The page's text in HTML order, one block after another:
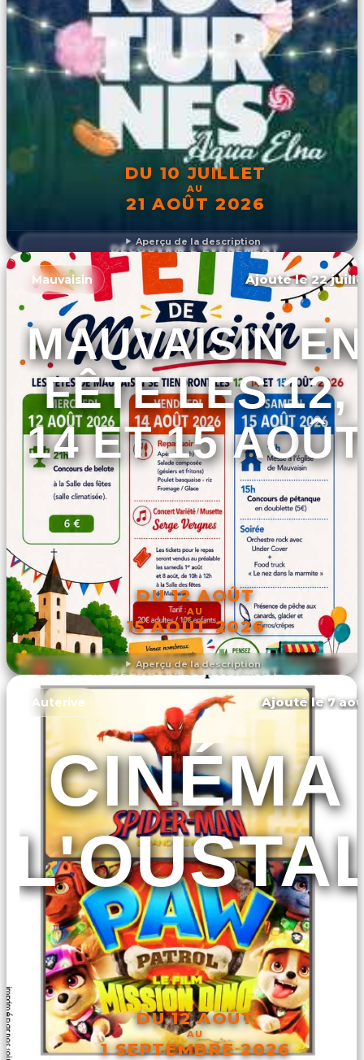
Aperçu de la description
DU 10 JUILLET
AU
21 AOÛT 2026
DÉCOUVRIR L'ÉVÉNEMENT
Aperçu de la description
Mauvaisin Ajouté le 22
MAUVAISIN EN
FÊTE LES 12,
14 ET 15 AOÛT
DU 12 AOÛT
AU
15 AOÛT 2026
DÉCOUVRIR L'ÉVÉNEMENT
Auterive Ajouté le 7
CINÉMA
DU 12 AOÛT
AU
1 SEPTEMBRE 2026